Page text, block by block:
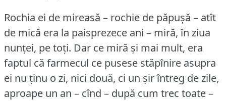
Rochia ei de mireasă – rochie de păpușă – atît
de mică era la paisprezece ani – miră, în ziua
nunței, pe toți. Dar ce miră și mai mult, era
faptul că farmecul ce pusese stăpînire asupra
ei nu ținu o zi, nici două, ci un șir întreg de zile,
aproape un an – cînd – după cum trec toate –